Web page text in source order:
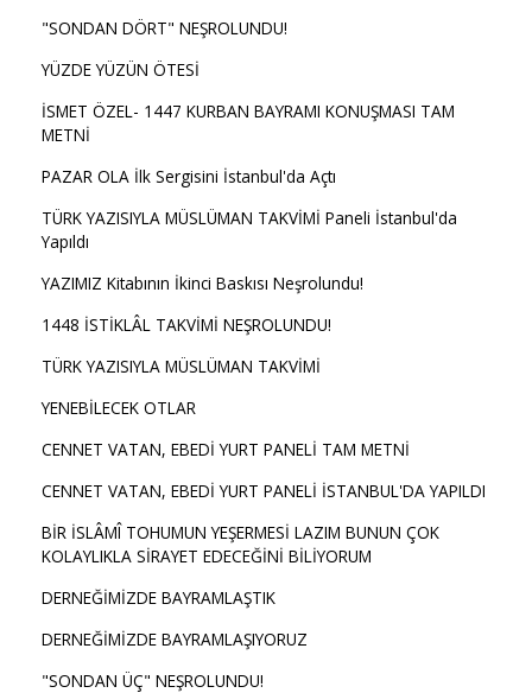
"SONDAN DÖRT" NEŞROLUNDU!
YÜZDE YÜZÜN ÖTESİ
İSMET ÖZEL- 1447 KURBAN BAYRAMI KONUŞMASI TAM
METNİ
PAZAR OLA İlk Sergisini İstanbul'da Açtı
TÜRK YAZISIYLA MÜSLÜMAN TAKVİMİ Paneli İstanbul'da
Yapıldı
YAZIMIZ Kitabının İkinci Baskısı Neşrolundu!
1448 İSTİKLÂL TAKVİMİ NEŞROLUNDU!
TÜRK YAZISIYLA MÜSLÜMAN TAKVİMİ
YENEBİLECEK OTLAR
CENNET VATAN, EBEDİ YURT PANELİ TAM METNİ
CENNET VATAN, EBEDİ YURT PANELİ İSTANBUL'DA YAPILDI
BİR İSLÂMÎ TOHUMUN YEŞERMESİ LAZIM BUNUN ÇOK
KOLAYLIKLA SİRAYET EDECEĞİNİ BİLİYORUM
DERNEĞİMİZDE BAYRAMLAŞTIK
DERNEĞİMİZDE BAYRAMLAŞIYORUZ
"SONDAN ÜÇ" NEŞROLUNDU!